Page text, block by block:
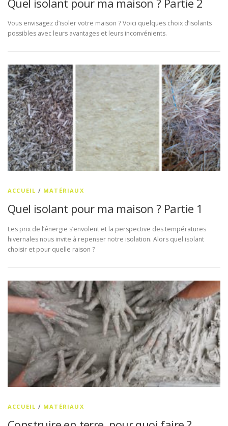
Quel isolant pour ma maison ? Partie 2
Vous envisagez d’isoler votre maison ? Voici quelques choix d’isolants
possibles avec leurs avantages et leurs inconvénients.
ACCUEIL / MATÉRIAUX
Quel isolant pour ma maison ? Partie 1
Les prix de l’énergie s’envolent et la perspective des températures
hivernales nous invite à repenser notre isolation. Alors quel isolant
choisir et pour quelle raison ?
ACCUEIL / MATÉRIAUX